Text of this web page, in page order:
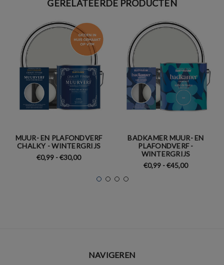
GERELATEERDE PRODUCTEN
MUUR- EN PLAFONDVERF
CHALKY - WINTERGRIJS
€0,99 - €30,00
BADKAMER MUUR- EN
PLAFONDVERF -
WINTERGRIJS
€0,99 - €45,00
NAVIGEREN